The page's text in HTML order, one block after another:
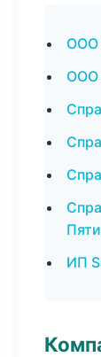
ООО
ООО
ИП